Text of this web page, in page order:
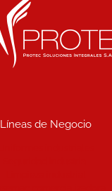
Líneas de Negocio